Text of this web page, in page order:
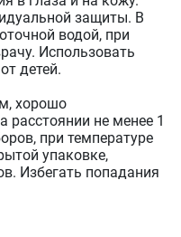
защиты. В
водой, при
Использовать
детей.
хорошо
не менее 1
при температуре
упаковке,
Избегать попадания